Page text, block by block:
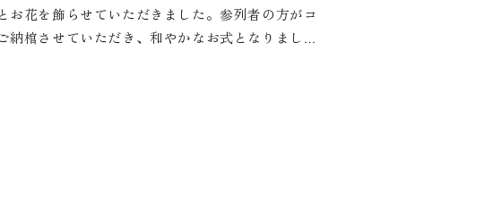
お花を飾らせていただきました。参列者の方がコ
納棺させていただき、和やかなお式となりまし